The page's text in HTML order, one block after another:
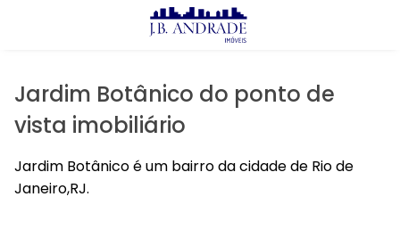
Alugar
Lançamentos
J.B Andrade
Jardim Botânico do ponto de
vista imobiliário
Jardim Botânico é um bairro da cidade de Rio de
Janeiro,RJ.